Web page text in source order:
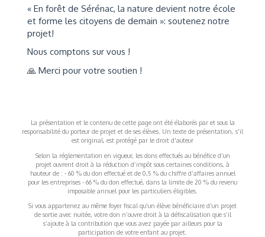
« En forêt de Sérénac, la nature devient notre école
et forme les citoyens de demain »: soutenez notre
projet!
Nous comptons sur vous !
🙏 Merci pour votre soutien !
La présentation et le contenu de cette page ont été élaborés par et sous la
responsabilité du porteur de projet et de ses élèves. Un texte de présentation, s'il
est original, est protégé par le droit d'auteur
Selon la réglementation en vigueur, les dons effectués au bénéfice d’un
projet ouvrent droit à la réduction d’impôt sous certaines conditions, à
hauteur de : - 60 % du don effectué et de 0,5 % du chiffre d’affaires annuel
pour les entreprises - 66 % du don effectué, dans la limite de 20 % du revenu
imposable annuel pour les particuliers éligibles.
Si vous appartenez au même foyer fiscal qu’un élève bénéficiaire d’un projet
de sortie avec nuitée, votre don n’ouvre droit à la défiscalisation que s’il
s’ajoute à la contribution que vous avez payée par ailleurs pour la
participation de votre enfant au projet.